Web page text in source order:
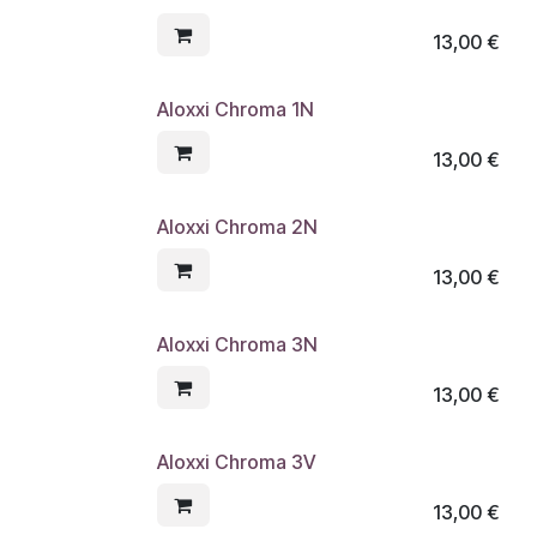
13,00€
Aloxxi Chroma 1N
13,00€
Aloxxi Chroma 2N
13,00€
Aloxxi Chroma 3N
13,00€
Aloxxi Chroma 3V
13,00€